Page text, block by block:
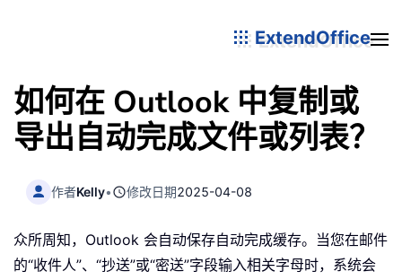
ExtendOffice
如何在 Outlook 中复制或
导出自动完成文件或列表？
作者Kelly• 修改日期2025-04-08
众所周知，Outlook 会自动保存自动完成缓存。当您在邮件
的“收件人”、“抄送”或“密送”字段输入相关字母时，系统会